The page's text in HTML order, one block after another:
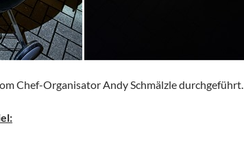
Chef-Organisator Andy Schmälzle durchgeführt.